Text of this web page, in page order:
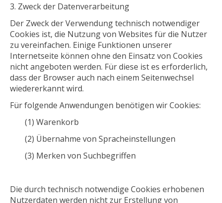
Zweck der Datenverarbeitung
Der Zweck der Verwendung technisch notwendiger
Cookies ist, die Nutzung von Websites für die Nutzer
zu vereinfachen. Einige Funktionen unserer
Internetseite können ohne den Einsatz von Cookies
nicht angeboten werden. Für diese ist es erforderlich,
dass der Browser auch nach einem Seitenwechsel
wiedererkannt wird.
Für folgende Anwendungen benötigen wir Cookies:
(1) Warenkorb
(2) Übernahme von Spracheinstellungen
(3) Merken von Suchbegriffen
Die durch technisch notwendige Cookies erhobenen
Nutzerdaten werden nicht zur Erstellung von